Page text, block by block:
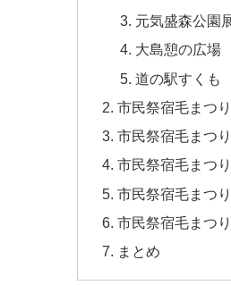
元気盛森公園
大島憩の広場
道の駅すくも
市民祭宿毛まつ
市民祭宿毛まつ
市民祭宿毛まつ
市民祭宿毛まつ
市民祭宿毛まつ
まとめ